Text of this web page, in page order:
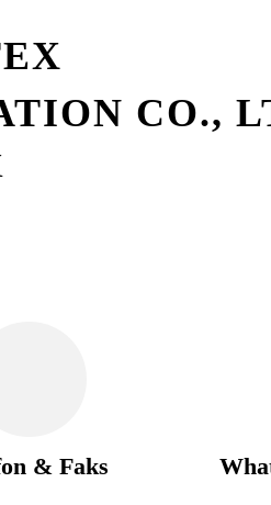
CO.,
& Faks